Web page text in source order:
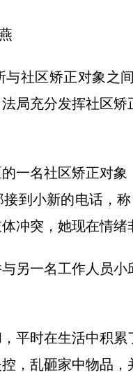
社区矫正对象之
局充分发挥社区
一名社区矫正对
接到小新的电话，
冲突，她现在情
另一名工作人员
平时在生活中积
，乱砸家中物品